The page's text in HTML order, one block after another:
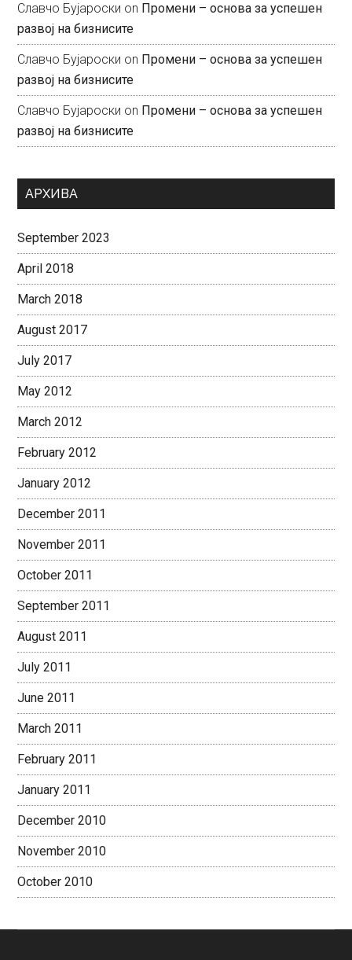
Славчо Бујароски on Промени – основа за успешен
развој на бизнисите
Славчо Бујароски on Промени – основа за успешен
развој на бизнисите
Славчо Бујароски on Промени – основа за успешен
развој на бизнисите
АРХИВА
September 2023
April 2018
March 2018
August 2017
July 2017
May 2012
March 2012
February 2012
January 2012
December 2011
November 2011
October 2011
September 2011
August 2011
July 2011
June 2011
March 2011
February 2011
January 2011
December 2010
November 2010
October 2010